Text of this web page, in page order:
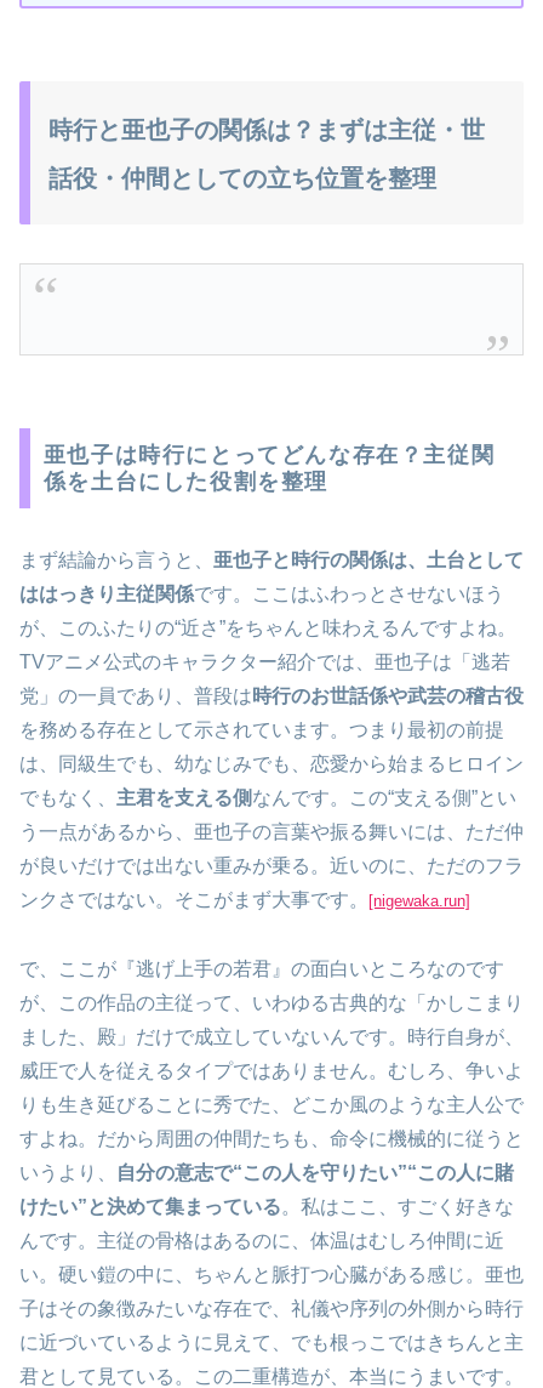
時行と亜也子の関係は？まずは主従・世
話役・仲間としての立ち位置を整理
亜也子は時行にとってどんな存在？主従関
係を土台にした役割を整理
まず結論から言うと、 亜也子と時行の関係は、土台として
ははっきり主従関係です。ここはふわっとさせないほう
が、このふたりの“近さ”をちゃんと味わえるんですよね。
TVアニメ公式のキャラクター紹介では、亜也子は「逃若
党」の一員であり、普段は時行のお世話係や武芸の稽古役
を務める存在として示されています。つまり最初の前提
は、同級生でも、幼なじみでも、恋愛から始まるヒロイン
でもなく、 主君を支える側 なんです。この“支える側”とい
う一点があるから、亜也子の言葉や振る舞いには、ただ仲
が良いだけでは出ない重みが乗る。近いのに、ただのフラ
ンクさではない。そこがまず大事です。
[nigewaka.run]
で、ここが『逃げ上手の若君』の面白いところなのです
が、この作品の主従って、いわゆる古典的な「かしこまり
ました、殿」だけで成立していないんです。時行自身が、
威圧で人を従えるタイプではありません。むしろ、争いよ
りも生き延びることに秀でた、どこか風のような主人公で
すよね。だから周囲の仲間たちも、命令に機械的に従うと
いうより、
自分の意志で“この人を守りたい”“この人に賭
けたい”と決めて集まっている。私はここ、すごく好きな
んです。主従の骨格はあるのに、体温はむしろ仲間に近
い。硬い鎧の中に、ちゃんと脈打つ心臓がある感じ。亜也
子はその象徴みたいな存在で、礼儀や序列の外側から時行
に近づいているように見えて、でも根っこではきちんと主
君として見ている。この二重構造が、本当にうまいです。